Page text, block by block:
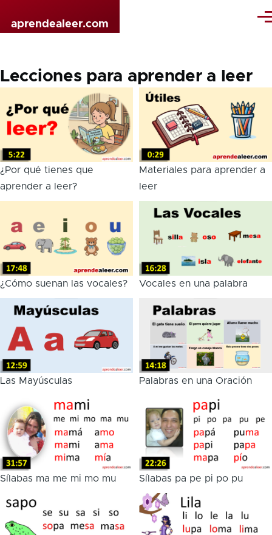
aprendealeer.com
Lecciones para aprender a leer
¿Por qué tienes que
aprender a leer?
Materiales para aprender a
leer
¿Cómo suenan las vocales? Vocales en una palabra
Las Mayúsculas Palabras en una Oración
Sílabas ma me mi mo mu Sílabas pa pe pi po pu